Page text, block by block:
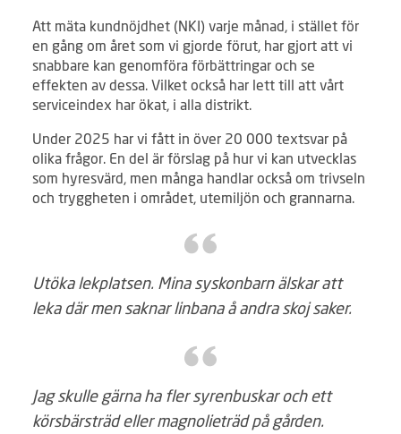
Att mäta kundnöjdhet (NKI) varje månad, i stället för
en gång om året som vi gjorde förut, har gjort att vi
snabbare kan genomföra förbättringar och se
effekten av dessa. Vilket också har lett till att vårt
serviceindex har ökat, i alla distrikt.
Under 2025 har vi fått in över 20 000 textsvar på
olika frågor. En del är förslag på hur vi kan utvecklas
som hyresvärd, men många handlar också om trivseln
och tryggheten i området, utemiljön och grannarna.
Utöka lekplatsen. Mina syskonbarn älskar att
leka där men saknar linbana å andra skoj saker.
Jag skulle gärna ha fler syrenbuskar och ett
körsbärsträd eller magnolieträd på gården.